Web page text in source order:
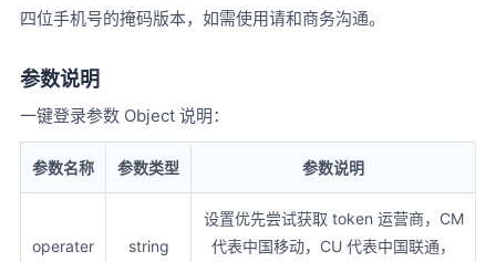
四位手机号的掩码版本，如需使用请和商务沟通。
参数说明
一键登录参数 Object 说明：
参数名称 参数类型 参数说明
operater string
设置优先尝试获取 token 运营商，CM
代表中国移动，CU 代表中国联通，